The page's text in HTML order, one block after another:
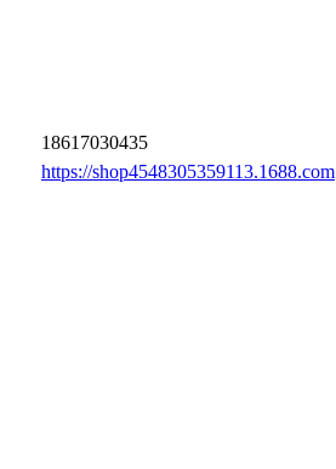
18617030435
https://shop4548305359113.1688.com